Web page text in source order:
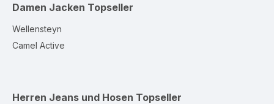
Damen Jacken Topseller
Wellensteyn
Camel Active
Herren Jeans und Hosen Topseller